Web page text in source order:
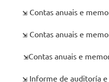
⇲Contas anuais e
⇲Contas anuais e
⇲Contas anuais e
⇲ Informe de auditoría e